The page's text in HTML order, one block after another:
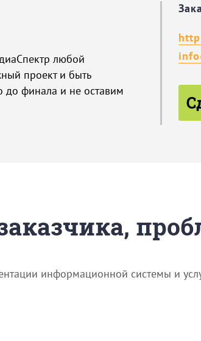
любой
проект и быть
до финала и не оставим
информационной системы и